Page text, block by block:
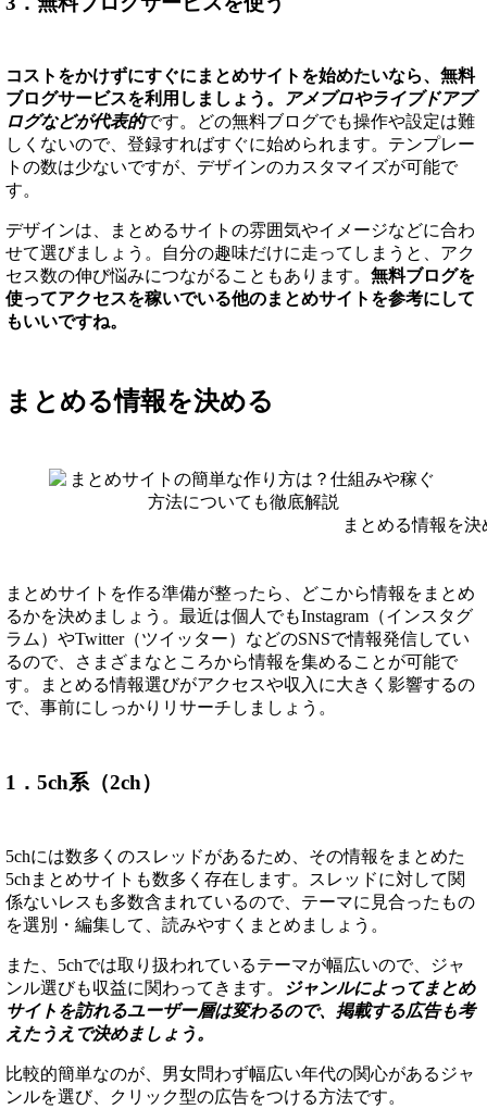
コストをかけずにすぐにまとめサイトを始めたいなら、無料
ブログサービスを利用しましょう。
アメブロやライブドアブ
ログなどが代表的です。どの無料ブログでも操作や設定は難
しくないので、登録すればすぐに始められます。テンプレー
トの数は少ないですが、デザインのカスタマイズが可能で
す。
デザインは、まとめるサイトの雰囲気やイメージなどに合わ
せて選びましょう。自分の趣味だけに走ってしまうと、アク
セス数の伸び悩みにつながることもあります。 無料ブログを
使ってアクセスを稼いでいる他のまとめサイトを参考にして
もいいですね。
まとめる情報を決める
まとめる情報を決
まとめサイトを作る準備が整ったら、どこから情報をまとめ
るかを決めましょう。最近は個人でもInstagram（インスタグ
ラム）やTwitter（ツイッター）などのSNSで情報発信してい
るので、さまざまなところから情報を集めることが可能で
す。まとめる情報選びがアクセスや収入に大きく影響するの
で、事前にしっかりリサーチしましょう。
1．5ch系（2ch）
5chには数多くのスレッドがあるため、その情報をまとめた
5chまとめサイトも数多く存在します。スレッドに対して関
係ないレスも多数含まれているので、テーマに見合ったもの
を選別・編集して、読みやすくまとめましょう。
また、5chでは取り扱われているテーマが幅広いので、ジャ
ンル選びも収益に関わってきます。
ジャンルによってまとめ
サイトを訪れるユーザー層は変わるので、掲載する広告も考
えたうえで決めましょう。
比較的簡単なのが、男女問わず幅広い年代の関心があるジャ
ンルを選び、クリック型の広告をつける方法です。